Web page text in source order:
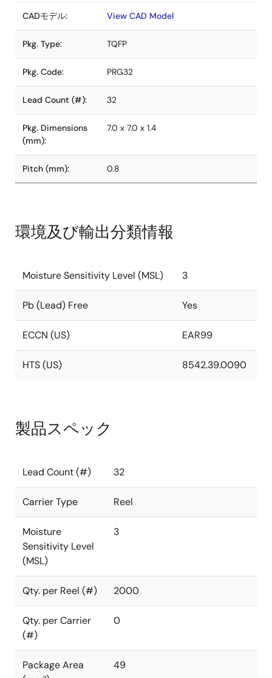
CADモデル: View CAD Model
Pkg. Type: TQFP
Pkg. Code: PRG32
Lead Count (#): 32
Pkg. Dimensions
(mm):
7.0 x 7.0 x 1.4
Pitch (mm): 0.8
環境及び輸出分類情報
Moisture Sensitivity Level (MSL) 3
Pb (Lead) Free Yes
ECCN (US) EAR99
HTS (US) 8542.39.0090
製品スペック
Lead Count (#) 32
Carrier Type Reel
Moisture
Sensitivity Level
(MSL)
3
Qty. per Reel (#) 2000
Qty. per Carrier
(#)
0
Package Area
49